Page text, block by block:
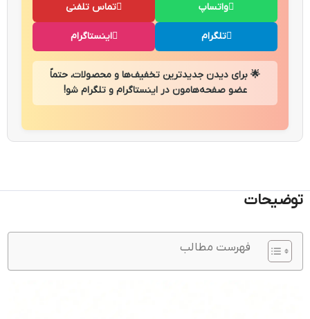
تماس تلفنی واتساپ
اینستاگرام تلگرام
🌟 برای دیدن جدیدترین تخفیف‌ها و محصولات، حتماً
عضو صفحه‌هامون در اینستاگرام و تلگرام شو!
توضیحات
فهرست مطالب